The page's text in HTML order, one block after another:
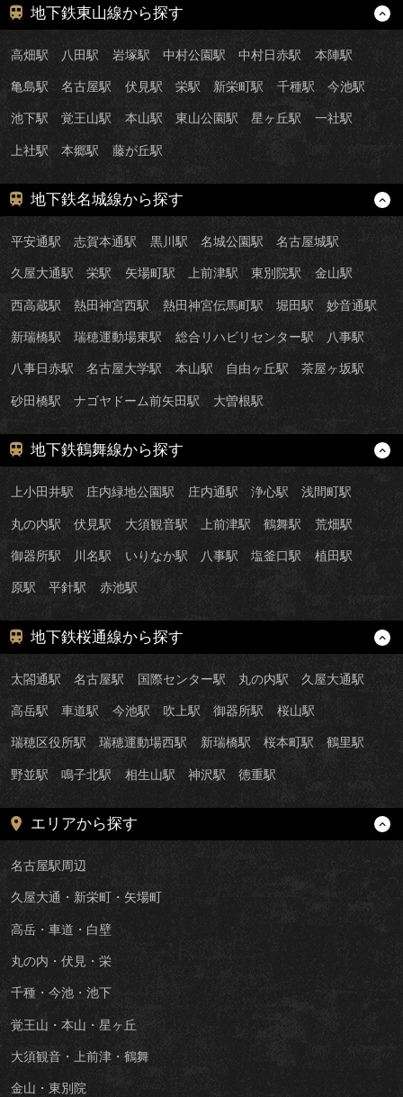
地下鉄東山線から探す
高畑駅 八田駅 岩塚駅 中村公園駅 中村日赤駅 本陣駅
亀島駅 名古屋駅 伏見駅 栄駅 新栄町駅 千種駅 今池駅
池下駅 覚王山駅 本山駅 東山公園駅 星ヶ丘駅 一社駅
上社駅 本郷駅 藤が丘駅
地下鉄名城線から探す
平安通駅 志賀本通駅 黒川駅 名城公園駅 名古屋城駅
久屋大通駅 栄駅 矢場町駅 上前津駅 東別院駅 金山駅
西高蔵駅 熱田神宮西駅 熱田神宮伝馬町駅 堀田駅 妙音通駅
新瑞橋駅 瑞穂運動場東駅 総合リハビリセンター駅 八事駅
八事日赤駅 名古屋大学駅 本山駅 自由ヶ丘駅 茶屋ヶ坂駅
砂田橋駅 ナゴヤドーム前矢田駅 大曽根駅
地下鉄鶴舞線から探す
上小田井駅 庄内緑地公園駅 庄内通駅 浄心駅 浅間町駅
丸の内駅 伏見駅 大須観音駅 上前津駅 鶴舞駅 荒畑駅
御器所駅 川名駅 いりなか駅 八事駅 塩釜口駅 植田駅
原駅 平針駅 赤池駅
地下鉄桜通線から探す
太閤通駅 名古屋駅 国際センター駅 丸の内駅 久屋大通駅
高岳駅 車道駅 今池駅 吹上駅 御器所駅 桜山駅
瑞穂区役所駅 瑞穂運動場西駅 新瑞橋駅 桜本町駅 鶴里駅
野並駅 鳴子北駅 相生山駅 神沢駅 徳重駅
エリアから探す
名古屋駅周辺
久屋大通・新栄町・矢場町
高岳・車道・白壁
丸の内・伏見・栄
千種・今池・池下
覚王山・本山・星ヶ丘
大須観音・上前津・鶴舞
金山・東別院